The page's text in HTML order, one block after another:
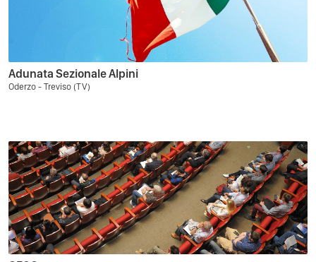
Adunata Sezionale Alpini
Oderzo - Treviso (TV)